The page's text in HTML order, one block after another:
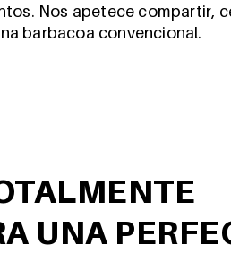
Nos apetece compartir,
barbacoa convencional.
UNA